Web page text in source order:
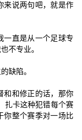
来说两句吧，就是作
一直是从一个足球专
不专业。
缺陷。
和和修正的话，那你
扎卡这种犯错每个赛
你整个赛季对一场比